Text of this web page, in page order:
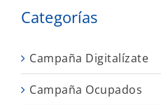
Categorías
Campaña Digitalízate
Campaña Ocupados